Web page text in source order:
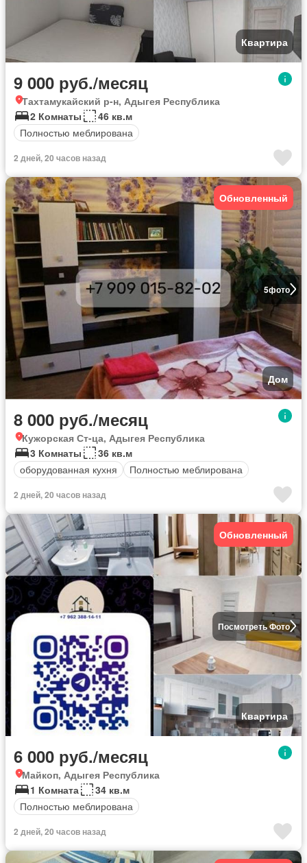
Квартира
9 000 руб./месяц
Тахтамукайский р-н, Адыгея Республика
2 Комнаты
46 кв.м
Полностью меблирована
2 дней, 20 часов назад
5фото
Обновленный
Дом
8 000 руб./месяц
Кужорская Ст-ца, Адыгея Республика
3 Комнаты
36 кв.м
оборудованная кухня
Полностью меблирована
2 дней, 20 часов назад
Посмотреть Фото
Обновленный
Квартира
6 000 руб./месяц
Майкоп, Адыгея Республика
1 Комната
34 кв.м
Полностью меблирована
2 дней, 20 часов назад